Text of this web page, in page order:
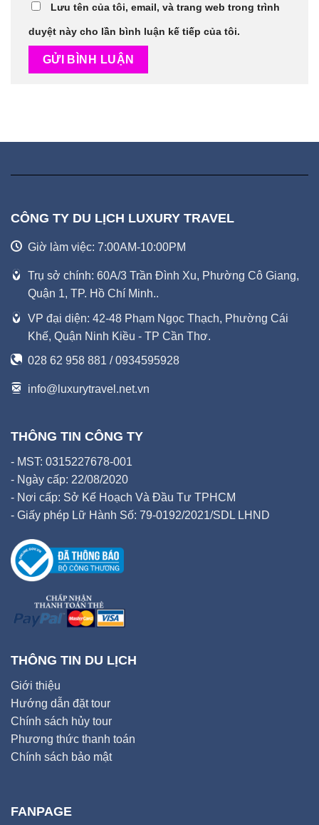
Lưu tên của tôi, email, và trang web trong trình
duyệt này cho lần bình luận kế tiếp của tôi.
CÔNG TY DU LỊCH LUXURY TRAVEL
Giờ làm việc: 7:00AM-10:00PM
Trụ sở chính: 60A/3 Trần Đình Xu, Phường Cô Giang,
Quận 1, TP. Hồ Chí Minh..
VP đại diện: 42-48 Phạm Ngọc Thạch, Phường Cái
Khế, Quận Ninh Kiều - TP Cần Thơ.
028 62 958 881 / 0934595928
info@luxurytravel.net.vn
THÔNG TIN CÔNG TY
- MST: 0315227678-001
- Ngày cấp: 22/08/2020
- Nơi cấp: Sở Kế Hoạch Và Đầu Tư TPHCM
- Giấy phép Lữ Hành Số: 79-0192/2021/SDL LHND
THÔNG TIN DU LỊCH
Giới thiệu
Hướng dẫn đặt tour
Chính sách hủy tour
Phương thức thanh toán
Chính sách bảo mật
FANPAGE